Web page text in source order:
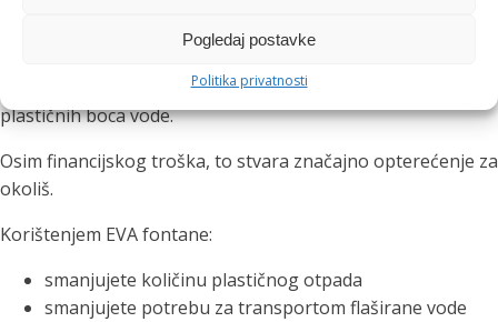
Pogledaj postavke
Politika privatnosti
Prosječno kućanstvo tijekom godine potroši stotine
plastičnih boca vode.
Osim financijskog troška, to stvara značajno opterećenje za
okoliš.
Korištenjem EVA fontane:
smanjujete količinu plastičnog otpada
smanjujete potrebu za transportom flaširane vode